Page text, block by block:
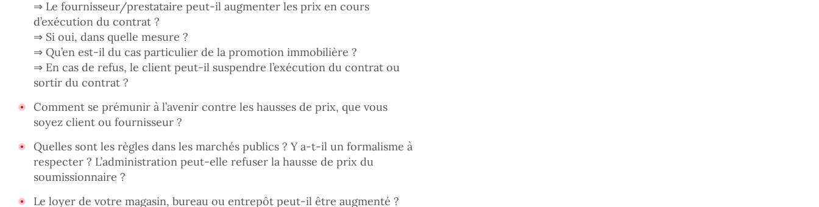
⇒ Le fournisseur/prestataire peut-il augmenter les prix en cours
d’exécution du contrat ?
⇒ Si oui, dans quelle mesure ?
⇒ Qu’en est-il du cas particulier de la promotion immobilière ?
⇒ En cas de refus, le client peut-il suspendre l’exécution du contrat ou
sortir du contrat ?
Comment se prémunir à l’avenir contre les hausses de prix, que vous
soyez client ou fournisseur ?
Quelles sont les règles dans les marchés publics ? Y a-t-il un formalisme à
respecter ? L’administration peut-elle refuser la hausse de prix du
soumissionnaire ?
Le loyer de votre magasin, bureau ou entrepôt peut-il être augmenté ?